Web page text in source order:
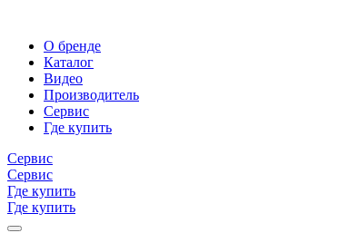
О бренде
Каталог
Видео
Производитель
Сервис
Где купить
Сервис
Сервис
Где купить
Где купить